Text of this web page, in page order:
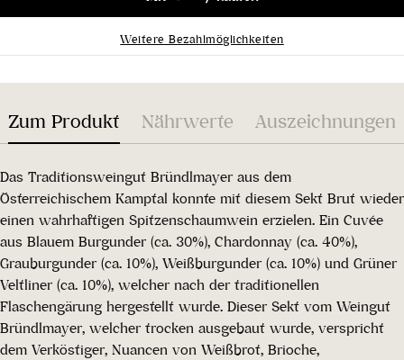
Weitere Bezahlmöglichkeiten
Zum Produkt Nährwerte Auszeichnungen
Das Traditionsweingut Bründlmayer aus dem
Österreichischem Kamptal konnte mit diesem Sekt Brut wieder
einen wahrhaftigen Spitzenschaumwein erzielen. Ein Cuvée
aus Blauem Burgunder (ca. 30%), Chardonnay (ca. 40%),
Grauburgunder (ca. 10%), Weißburgunder (ca. 10%) und Grüner
Veltliner (ca. 10%), welcher nach der traditionellen
Flaschengärung hergestellt wurde. Dieser Sekt vom Weingut
Bründlmayer, welcher trocken ausgebaut wurde, verspricht
dem Verköstiger, Nuancen von Weißbrot, Brioche,